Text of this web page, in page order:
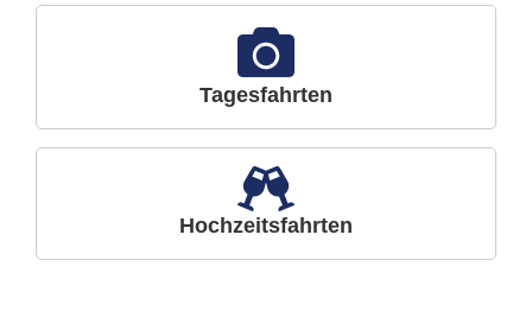
Tagesfahrten
Hochzeitsfahrten